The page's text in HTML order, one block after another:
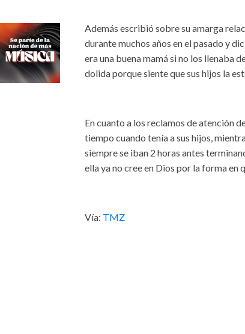
Además escribió sobre su amarga
durante muchos años en el pasado y
era una buena mamá si no los llenaba
dolida porque siente que sus hijos la
En cuanto a los reclamos de atención
tiempo cuando tenía a sus hijos,
siempre se iban 2 horas antes
ella ya no cree en Dios por la forma en
Vía: TMZ